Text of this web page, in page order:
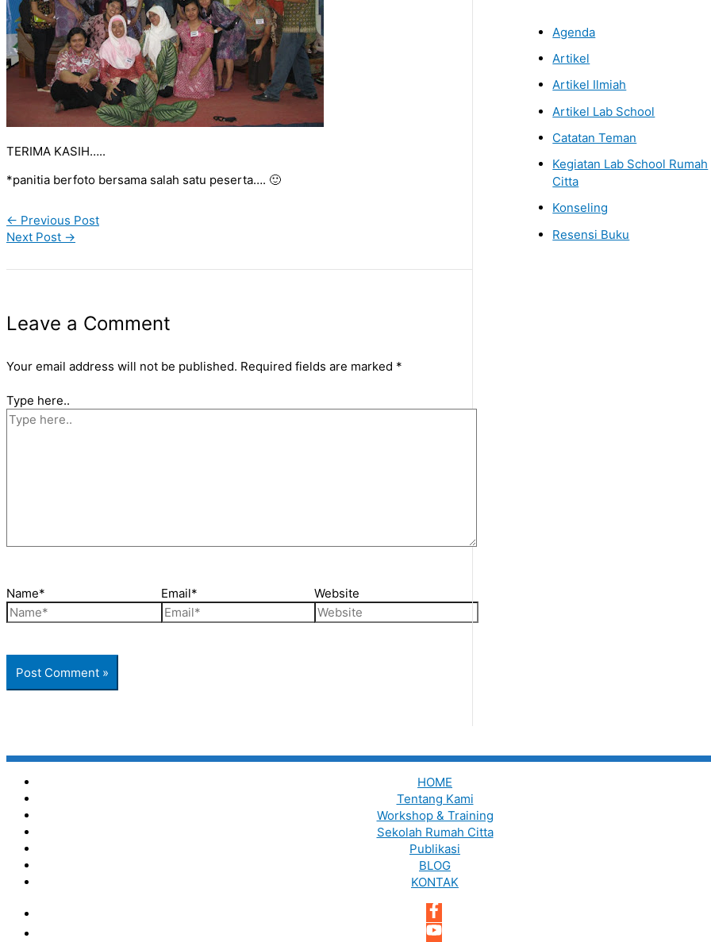
TERIMA KASIH…..
*panitia berfoto bersama salah satu peserta…. 🙂
← Previous Post
Next Post →
Leave a Comment
Your email address will not be published. Required fields are marked *
Type here..
Name* Email* Website
Agenda
Artikel
Artikel Ilmiah
Artikel Lab School
Catatan Teman
Kegiatan Lab School Rumah
Citta
Konseling
Resensi Buku
HOME
Tentang Kami
Workshop & Training
Sekolah Rumah Citta
Publikasi
BLOG
KONTAK